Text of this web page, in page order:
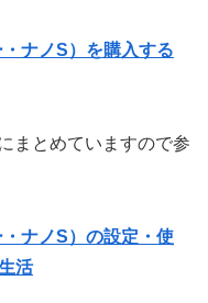
ナノS）を購入する
まとめていますので参
ナノS）の設定・使
活